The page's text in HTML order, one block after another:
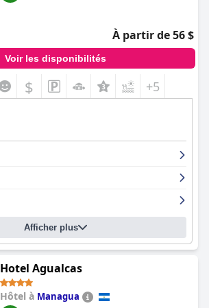
À partir de 56 $
Voir les disponibilités
$ +5
Afficher plus
Hotel Agualcas
Hôtel à Managua